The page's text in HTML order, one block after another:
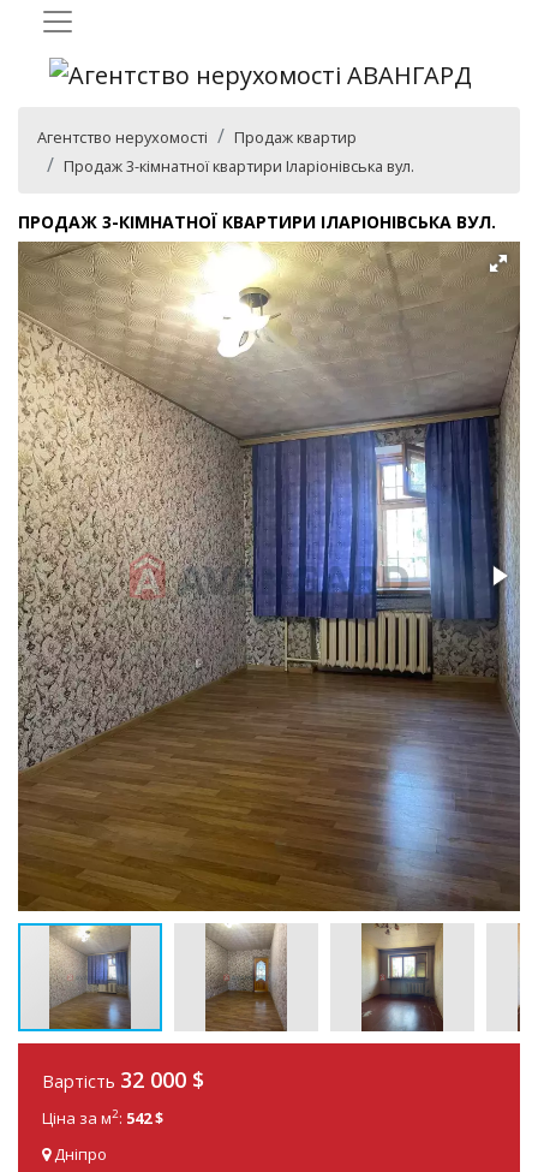
Агентство нерухомості
Продаж квартир
Продаж 3-кімнатної квартири Іларіонівська вул.
ПРОДАЖ 3-КІМНАТНОЇ КВАРТИРИ ІЛАРІОНІВСЬКА ВУЛ.
Вартість 32 000 $
Ціна за м2: 542 $
Дніпро